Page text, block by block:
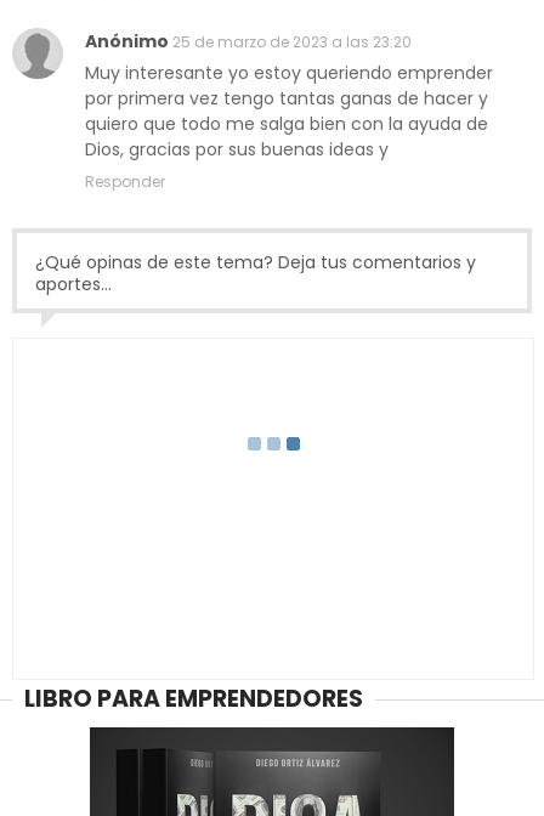
Anónimo 25 de marzo de 2023 a las 23:20
Muy interesante yo estoy queriendo emprender
por primera vez tengo tantas ganas de hacer y
quiero que todo me salga bien con la ayuda de
Dios, gracias por sus buenas ideas y
Responder
¿Qué opinas de este tema? Deja tus comentarios y
aportes...
LIBRO PARA EMPRENDEDORES